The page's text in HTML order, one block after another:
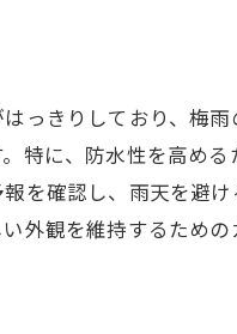
っきりしており、梅
特に、防水性を高め
を確認し、雨天を避
外観を維持するための